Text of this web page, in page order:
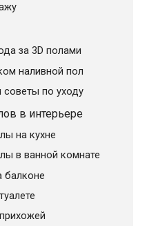
за 3D полами
наливной пол
по уходу
в интерьере
на кухне
в ванной комнате
балконе